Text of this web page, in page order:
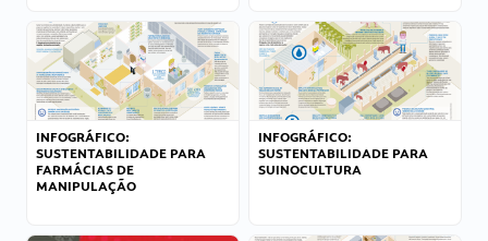
INFOGRÁFICO:
SUSTENTABILIDADE PARA
FARMÁCIAS DE
MANIPULAÇÃO
INFOGRÁFICO:
SUSTENTABILIDADE PARA
SUINOCULTURA